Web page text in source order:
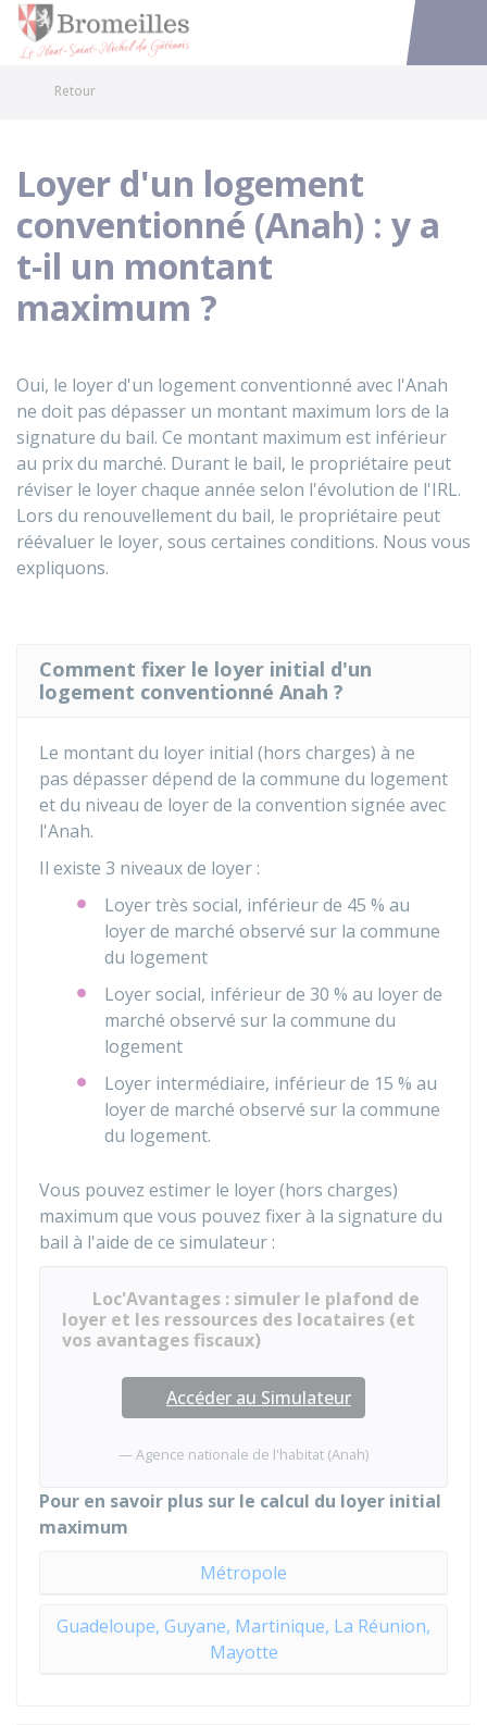
Accéder
Retour
Loyer d'un logement
conventionné (Anah) : y a
t-il un montant
maximum ?
Oui, le loyer d'un logement conventionné avec l'Anah
ne doit pas dépasser un montant maximum lors de la
signature du bail. Ce montant maximum est inférieur
au prix du marché. Durant le bail, le propriétaire peut
réviser le loyer chaque année selon l'évolution de l'IRL.
Lors du renouvellement du bail, le propriétaire peut
réévaluer le loyer, sous certaines conditions. Nous vous
expliquons.
Comment fixer le loyer initial d'un
logement conventionné Anah ?
Le montant du loyer initial (hors charges) à ne
pas dépasser dépend de la commune du logement
et du niveau de loyer de la convention signée avec
l'Anah.
Il existe 3 niveaux de loyer :
Loyer très social, inférieur de 45 % au
loyer de marché observé sur la commune
du logement
Loyer social, inférieur de 30 % au loyer de
marché observé sur la commune du
logement
Loyer intermédiaire, inférieur de 15 % au
loyer de marché observé sur la commune
du logement.
Vous pouvez estimer le loyer (hors charges)
maximum que vous pouvez fixer à la signature du
bail à l'aide de ce simulateur :
Loc'Avantages : simuler le plafond de
loyer et les ressources des locataires (et
vos avantages fiscaux)
Accéder au Simulateur
Agence nationale de l'habitat (Anah)
Pour en savoir plus sur le calcul du loyer initial
maximum
Métropole
Guadeloupe, Guyane, Martinique, La Réunion,
Mayotte